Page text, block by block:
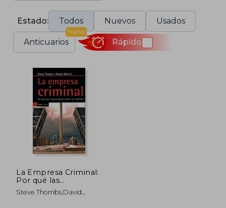
Estado: Todos Nuevos Usados
Anticuarios
Nuevo
Rápido
La Empresa Criminal:
Por qué las
Corporaciones
Deben ser Abolidas
Steve Thombs,David